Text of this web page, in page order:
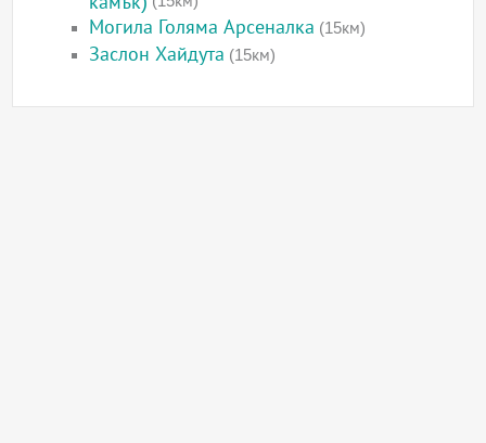
Могила Голяма Арсеналка (15км)
Заслон Хайдута (15км)